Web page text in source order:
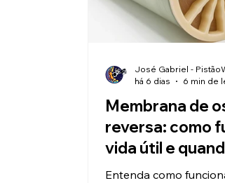
Membrana de
reversa: como
vida útil e
trocar?
Entenda como
José Gabriel -
há 6 dias
6 min de